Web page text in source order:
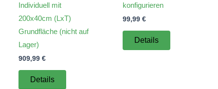
Individuell mit
200x40cm (LxT)
Grundfläche (nicht auf
Lager)
909,99 €
Details
konfigurieren
99,99 €
Details